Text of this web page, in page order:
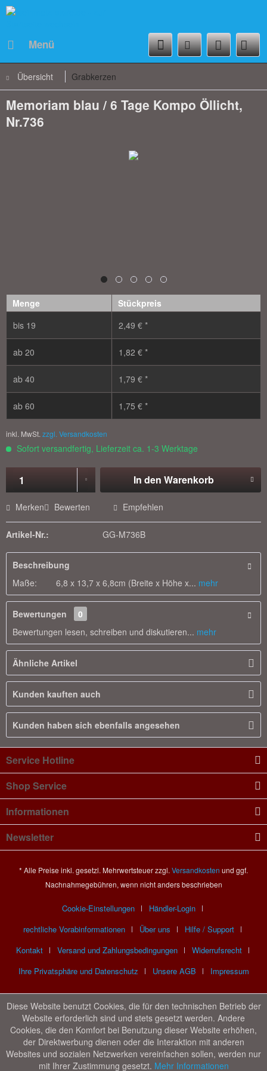
Menü
Übersicht Grabkerzen
Memoriam blau / 6 Tage Kompo Öllicht,
Nr.736
Menge
Stückpreis
bis 19 2,49 € *
ab 20 1,82 € *
ab 40 1,79 € *
ab 60 1,75 € *
inkl. MwSt. zzgl. Versandkosten
Sofort versandfertig, Lieferzeit ca. 1-3 Werktage
In den Warenkorb
Merken Bewerten Empfehlen
Artikel-Nr.: GG-M736B
Beschreibung
Maße: 6,8 x 13,7 x 6,8cm (Breite x Höhe x... mehr
Bewertungen
0
Bewertungen lesen, schreiben und diskutieren... mehr
Ähnliche Artikel
Kunden kauften auch
Kunden haben sich ebenfalls angesehen
Service Hotline
Shop Service
Informationen
Newsletter
* Alle Preise inkl. gesetzl. Mehrwertsteuer zzgl. Versandkosten und ggf.
Nachnahmegebühren, wenn nicht anders beschrieben
Cookie-Einstellungen
Händler-Login
rechtliche Vorabinformationen
Über uns
Hilfe / Support
Kontakt
Versand und Zahlungsbedingungen
Widerrufsrecht
Ihre Privatsphäre und Datenschutz
Unsere AGB Impressum
Diese Website benutzt Cookies, die für den technischen Betrieb der
Website erforderlich sind und stets gesetzt werden. Andere
Cookies, die den Komfort bei Benutzung dieser Website erhöhen,
der Direktwerbung dienen oder die Interaktion mit anderen
Websites und sozialen Netzwerken vereinfachen sollen, werden nur
mit Ihrer Zustimmung gesetzt. Mehr Informationen